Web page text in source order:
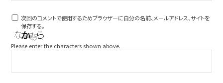
次回のコメントで使用するためブラウザーに自分の名前、メールアドレス、サイトを
保存する。
Please enter the characters shown above.